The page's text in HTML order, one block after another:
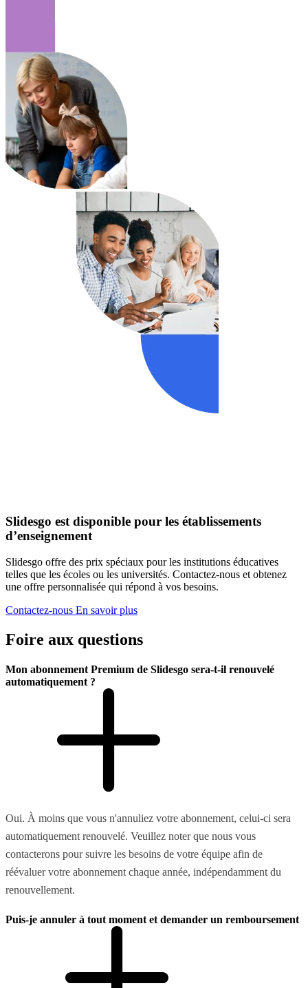
Slidesgo est disponible pour les établissements
d’enseignement
Slidesgo offre des prix spéciaux pour les institutions éducatives
telles que les écoles ou les universités. Contactez-nous et obtenez
une offre personnalisée qui répond à vos besoins.
Contactez-nous En savoir plus
Foire aux questions
Mon abonnement Premium de Slidesgo sera-t-il renouvelé
automatiquement ?
Oui. À moins que vous n'annuliez votre abonnement, celui-ci sera
automatiquement renouvelé. Veuillez noter que nous vous
contacterons pour suivre les besoins de votre équipe afin de
réévaluer votre abonnement chaque année, indépendamment du
renouvellement.
Puis-je annuler à tout moment et demander un remboursement